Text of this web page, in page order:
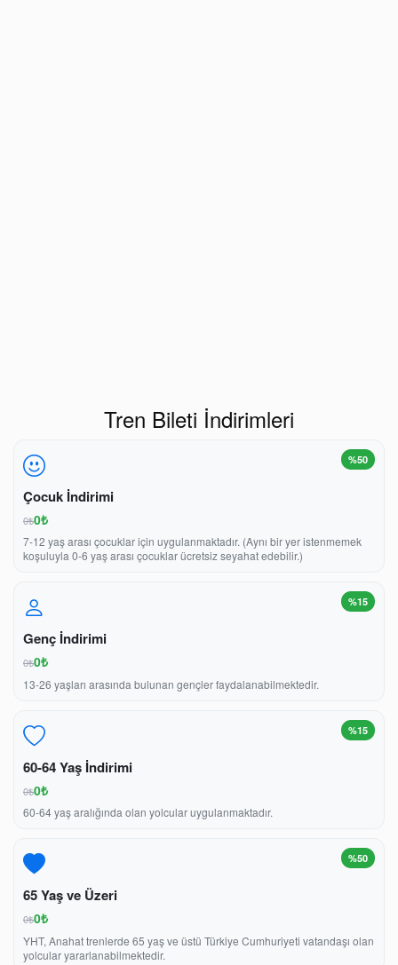
Tren Bileti İndirimleri
%50
Çocuk İndirimi
0₺0₺
7-12 yaş arası çocuklar için uygulanmaktadır. (Aynı bir yer istenmemek
koşuluyla 0-6 yaş arası çocuklar ücretsiz seyahat edebilir.)
%15
Genç İndirimi
0₺0₺
13-26 yaşları arasında bulunan gençler faydalanabilmektedir.
%15
60-64 Yaş İndirimi
0₺0₺
60-64 yaş aralığında olan yolcular uygulanmaktadır.
%50
65 Yaş ve Üzeri
0₺0₺
YHT, Anahat trenlerde 65 yaş ve üstü Türkiye Cumhuriyeti vatandaşı olan
yolcular yararlanabilmektedir.